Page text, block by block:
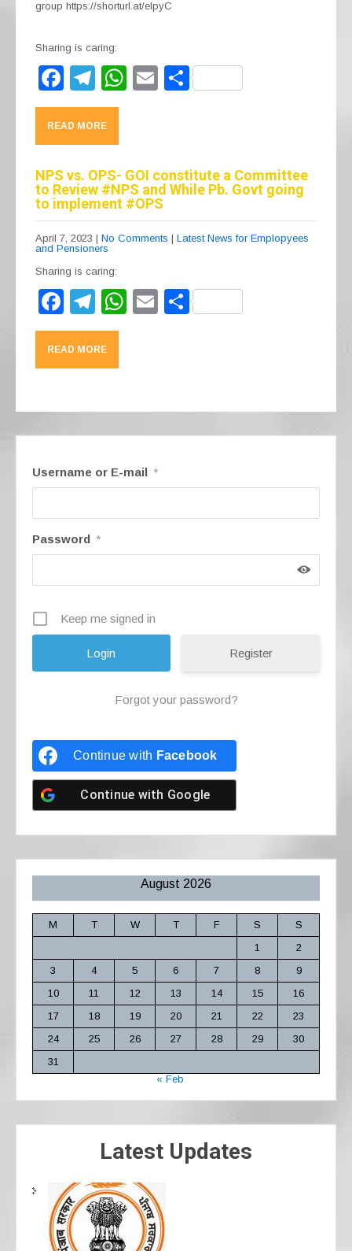
group https://shorturl.at/elpyC
Sharing is caring:
F
a
c
e
b
o
o
k
T
el
e
gr
a
m
W
A
p
p
E S
READ MORE
NPS vs. OPS- GOI constitute a Committee
to Review #NPS and While Pb. Govt going
to implement #OPS
April 7, 2023 | No Comments | Latest News for Emplopyees
and Pensioners
Sharing is caring:
F
a
c
e
o
k
T
el
e
gr
m
W
p
E S
READ MORE
Username or E-mail *
Password *
Keep me signed in
Register
Forgot your password?
Continue with Facebook
Continue with Google
August 2026
M T W T F S
S
1
2
3
4 5 6 7 8
9
10
11 12 13 14 15
16
17
18 19 20 21 22
23
24
25 26 27 28 29
30
31
« Feb
Latest Updates